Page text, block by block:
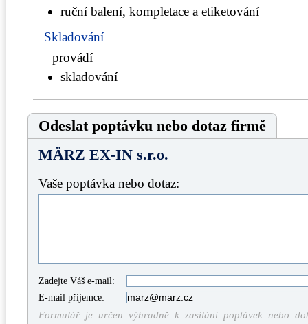
ruční balení, kompletace a etiketování
Skladování
provádí
skladování
Odeslat poptávku nebo dotaz firmě
MÄRZ EX-IN s.r.o.
Vaše poptávka nebo dotaz:
Zadejte Váš e-mail:
E-mail příjemce:
Formulář je určen výhradně k zasílání poptávek nebo